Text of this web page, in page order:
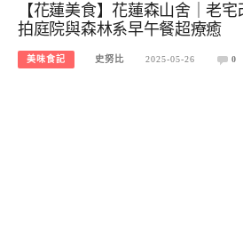
【花蓮美食】花蓮森山舍｜老
拍庭院與森林系早午餐超療癒
美味食記 史努比 2025-05-26 0